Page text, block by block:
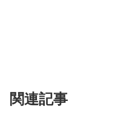
関連記事